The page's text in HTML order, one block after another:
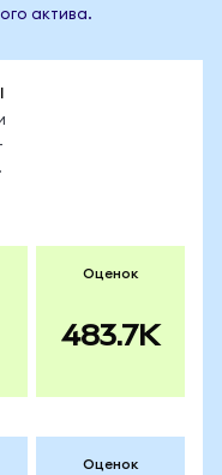
актива.
Оценок
483.7K
Оценок